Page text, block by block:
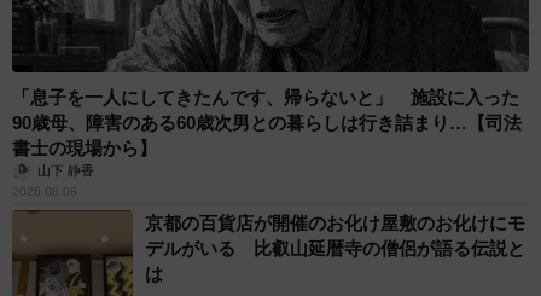
【監修】勝水健吾（かつみず・けんご）社会福祉士、産業
カウンセラー、理学療法士。身体障がい者（HIV感染症）、
精神障がい者（双極症Ⅱ型）、セクシャルマイノリティ
（ゲイ）の当事者。現在はオンラインカウンセリングサー
ビスを提供する「勇者の部屋」代表。
「息子を一人にしてきたんです、帰らないと」 施設に入った
90歳母、障害のある60歳次男との暮らしは行き詰まり…【司法
書士の現場から】
山下 静香
2026.08.08
京都の百貨店が開催のお化け屋敷のお化けにモ
デルがいる 比叡山延暦寺の僧侶が語る伝説と
は